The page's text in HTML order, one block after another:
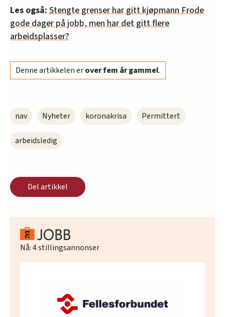
Les også: Stengte grenser har gitt kjøpmann Frode
gode dager på jobb, men har det gitt flere
arbeidsplasser?
Denne artikkelen erover fem år gammel.
nav Nyheter koronakrisa Permittert
arbeidsledig
Del artikkel
Nå:4stillingsannonser